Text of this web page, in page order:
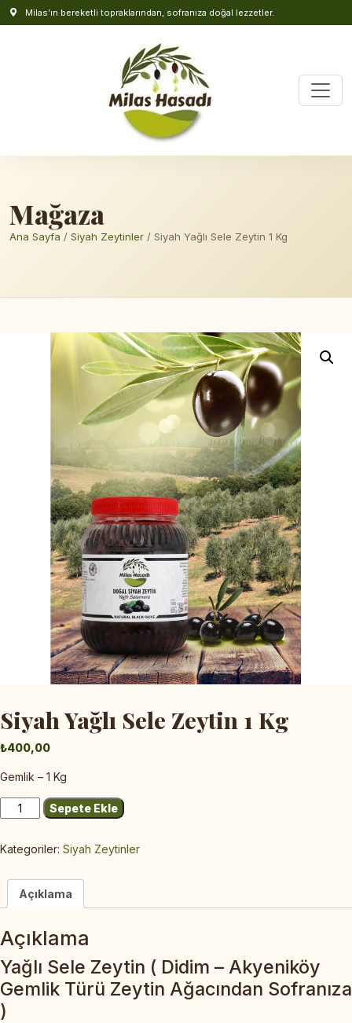
Milas’ın bereketli topraklarından, sofranıza doğal lezzetler.
Mağaza
Ana Sayfa / Siyah Zeytinler / Siyah Yağlı Sele Zeytin 1 Kg
Siyah Yağlı Sele Zeytin 1 Kg
₺400,00
Gemlik – 1 Kg
Sepete Ekle
Kategoriler: Siyah Zeytinler
Açıklama
Açıklama
Yağlı Sele Zeytin ( Didim – Akyeniköy
Gemlik Türü Zeytin Ağacından Sofranıza
)